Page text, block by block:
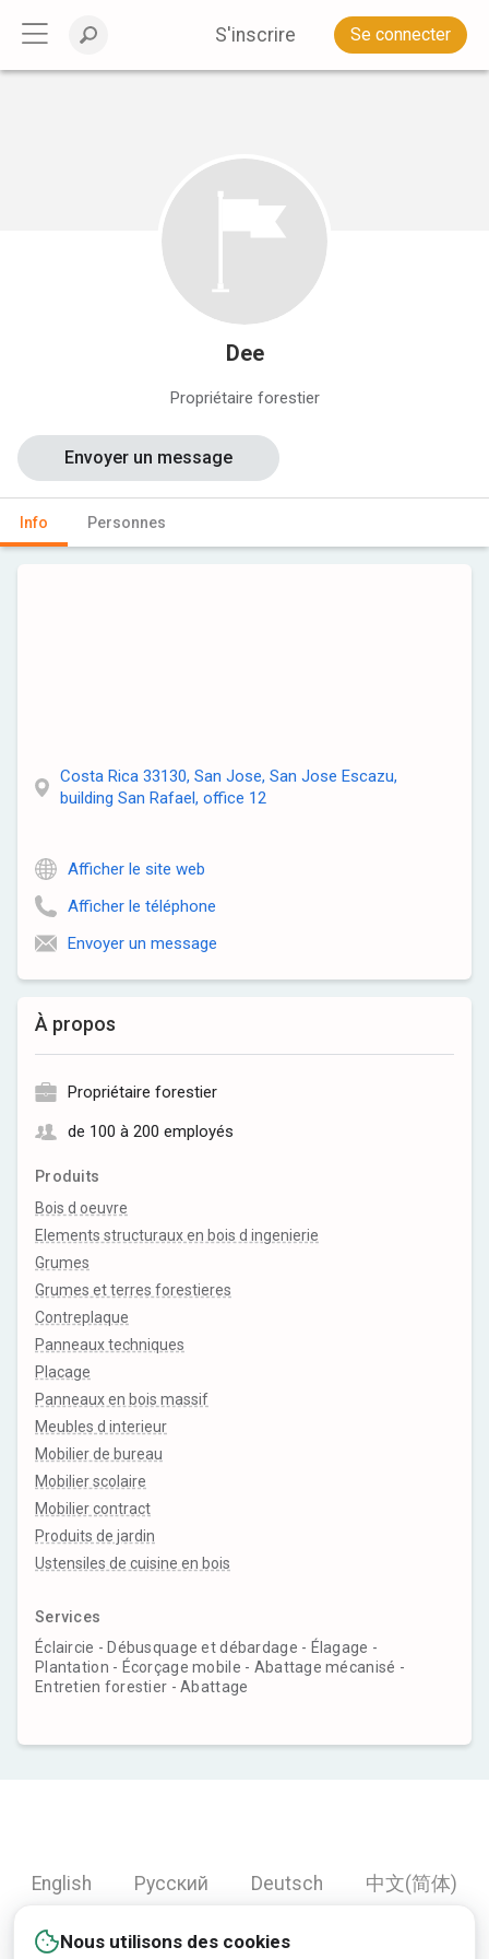
S'inscrire Se connecter
Dee
Propriétaire forestier
Info Personnes
Envoyer un message
À propos
Propriétaire forestier
de 100 à 200 employés
Produits
Bois d oeuvre
Elements structuraux en bois d ingenierie
Grumes
Grumes et terres forestieres
Contreplaque
Panneaux techniques
Placage
Panneaux en bois massif
Meubles d interieur
Mobilier de bureau
Mobilier scolaire
Mobilier contract
Produits de jardin
Ustensiles de cuisine en bois
Services
Éclaircie - Débusquage et débardage - Élagage -
Plantation - Écorçage mobile - Abattage mécanisé -
Entretien forestier - Abattage
Costa Rica 33130, San Jose, San Jose Escazu,
building San Rafael, office 12
Afficher le site web
Afficher le téléphone
Envoyer un message
Nous utilisons des cookies
English Русский Deutsch
中文(简体)
العربية
Türkçe Bahasa Indonesia